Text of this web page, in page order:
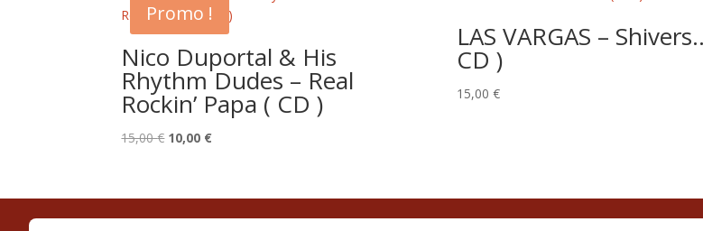
Promo !
Nico Duportal & His
Rhythm Dudes – Real
Rockin’ Papa ( CD )
15,00€ Le
était :
15,00 €.
10,00 €Le
est :
10,00 €.
LAS VARGAS –
CD )
15,00 €